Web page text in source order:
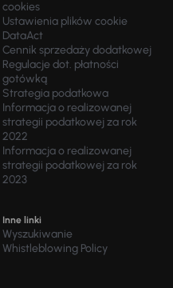
cookies
Ustawienia plików cookie
DataAct
Cennik sprzedaży dodatkowej
Regulacje dot. płatności
gotówką
Strategia podatkowa
Informacja o realizowanej
strategii podatkowej za rok
2022
Informacja o realizowanej
strategii podatkowej za rok
2023
Inne linki
Wyszukiwanie
Whistleblowing Policy